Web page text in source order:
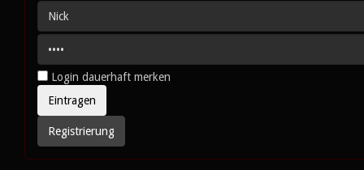
Login dauerhaft merken
Registrierung